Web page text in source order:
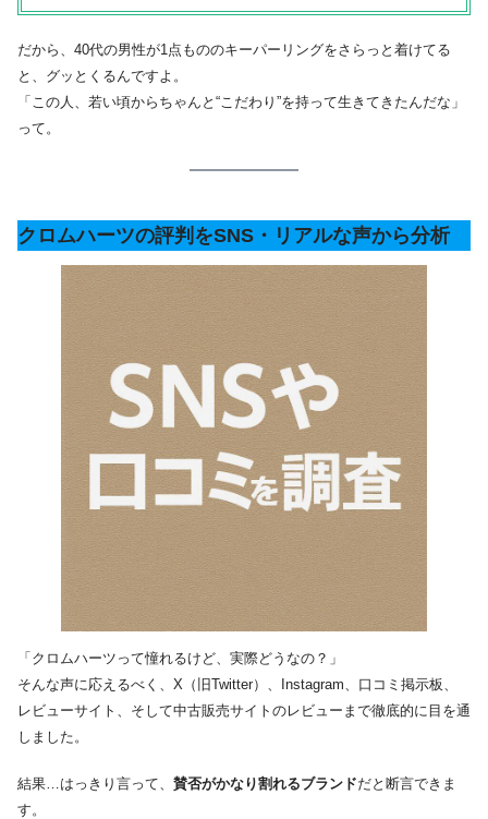
だから、40代の男性が1点もののキーパーリングをさらっと着けてる
と、グッとくるんですよ。
「この人、若い頃からちゃんと“こだわり”を持って生きてきたんだな」
って。
クロムハーツの評判をSNS・リアルな声から分析
「クロムハーツって憧れるけど、実際どうなの？」
そんな声に応えるべく、X（旧Twitter）、Instagram、口コミ掲示板、
レビューサイト、そして中古販売サイトのレビューまで徹底的に目を通
しました。
結果…はっきり言って、 賛否がかなり割れるブランドだと断言できま
す。